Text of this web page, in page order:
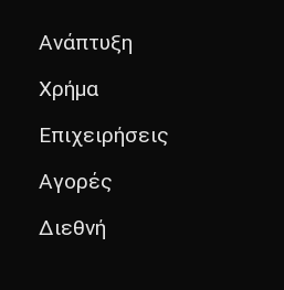
Ανάπτυξη
Χρήμα
Επιχειρήσεις
Αγορές
Διεθνή